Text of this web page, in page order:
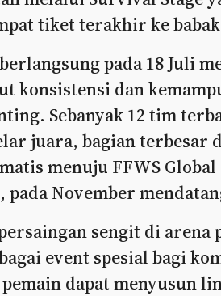
tiket terakhir ke
pada 18 Juli
konsistensi dan
Sebanyak 12 tim
juara, bagian terbesar
menuju FFWS
November
sengit di arena
event spesial bagi
pemain dapat menyusun